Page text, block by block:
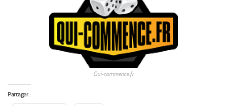
Qui-commence.fr
Partager :